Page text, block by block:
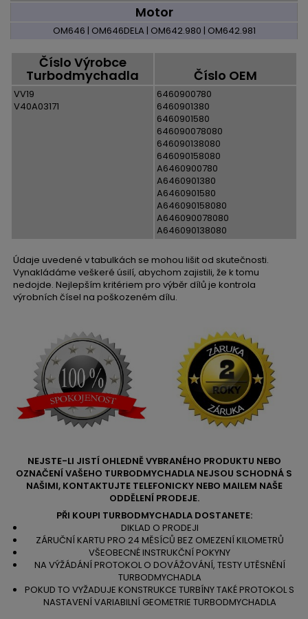
Motor
OM646 | OM646DELA | OM642.980 | OM642.981
Číslo Výrobce
Turbodmychadla Číslo OEM
VV19
V40A03171
6460900780
6460901380
6460901580
646090078080
646090138080
646090158080
A6460900780
A6460901380
A6460901580
A646090158080
A646090078080
A646090138080
Údaje uvedené v tabulkách se mohou lišit od skutečnosti.
Vynakládáme veškeré úsilí, abychom zajistili, že k tomu
nedojde. Nejlepším kritériem pro výběr dílů je kontrola
výrobních čísel na poškozeném dílu.
NEJSTE-LI JISTÍ OHLEDNĚ VYBRANÉHO PRODUKTU NEBO
OZNAČENÍ VAŠEHO TURBODMYCHADLA NEJSOU SCHODNÁ S
NAŠIMI, KONTAKTUJTE TELEFONICKY NEBO MAILEM NAŠE
ODDĚLENÍ PRODEJE.
PŘI KOUPI TURBODMYCHADLA DOSTANETE:
DIKLAD O PRODEJI
ZÁRUČNÍ KARTU PRO 24 MĚSÍCŮ BEZ OMEZENÍ KILOMETRŮ
VŠEOBECNÉ INSTRUKČNÍ POKYNY
NA VÝŽÁDÁNÍ PROTOKOL O DOVÁŽOVÁNÍ, TESTY UTĚSNĚNÍ
TURBODMYCHADLA
POKUD TO VYŽADUJE KONSTRUKCE TURBÍNY TAKÉ PROTOKOL S
NASTAVENÍ VARIABILNÍ GEOMETRIE TURBODMYCHADLA